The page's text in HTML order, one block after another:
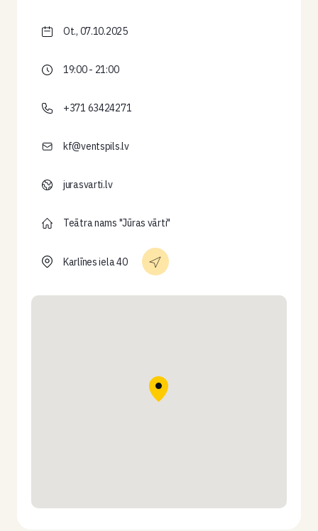
Ot., 07.10.2025
19:00 - 21:00
+371 63424271
kf@ventspils.lv
jurasvarti.lv
Teātra nams "Jūras vārti"
Karlīnes iela 40